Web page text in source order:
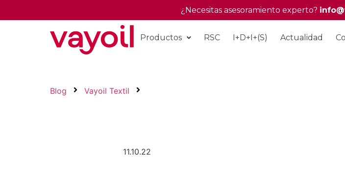
¿Necesitas asesoramiento experto?
Productos RSC I+D+I+(S) Actualidad
Blog Vayoil Textil
11.10.22